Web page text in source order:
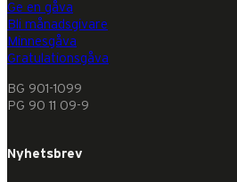
Ge en gåva
Bli månadsgivare
Minnesgåva
Gratulationsgåva
BG 901-1099
PG 90 11 09-9
Nyhetsbrev